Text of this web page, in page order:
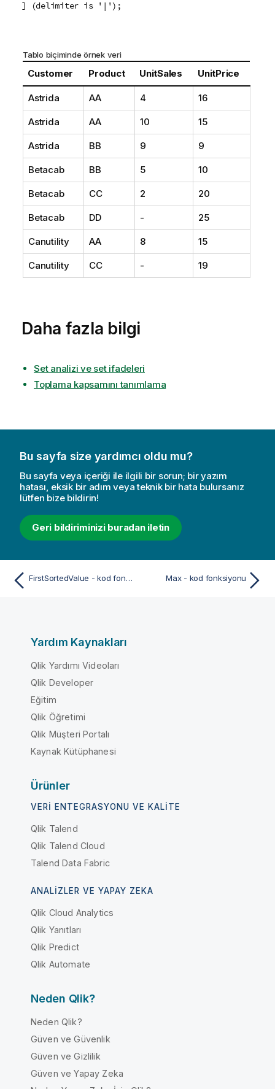
] (delimiter is '|');
Tablo biçiminde örnek veri
Customer Product UnitSales UnitPrice
Astrida AA 4 16
Astrida AA 10 15
Astrida BB 9 9
Betacab BB 5 10
Betacab CC 2 20
Betacab DD - 25
Canutility AA 8 15
Canutility CC - 19
Daha fazla bilgi
Set analizi ve set ifadeleri
Toplama kapsamını tanımlama
Bu sayfa size yardımcı oldu mu?
Bu sayfa veya içeriği ile ilgili bir sorun; bir yazım
hatası, eksik bir adım veya teknik bir hata bulursanız
lütfen bize bildirin!
Geri bildiriminizi buradan iletin
FirstSortedValue - kod fonksiyonu Max - kod fonksiyonu
Yardım Kaynakları
Qlik Yardımı Videoları
Qlik Developer
Eğitim
Qlik Öğretimi
Qlik Müşteri Portalı
Kaynak Kütüphanesi
Ürünler
VERI ENTEGRASYONU VE KALITE
Qlik Talend
Qlik Talend Cloud
Talend Data Fabric
ANALIZLER VE YAPAY ZEKA
Qlik Cloud Analytics
Qlik Yanıtları
Qlik Predict
Qlik Automate
Neden Qlik?
Neden Qlik?
Güven ve Güvenlik
Güven ve Gizlilik
Güven ve Yapay Zeka